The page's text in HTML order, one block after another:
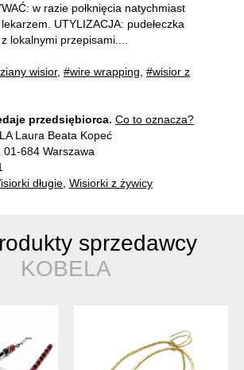
w razie połknięcia natychmiast
UTYLIZACJA: pudełeczka
lokalnymi przepisami....
wisior, #wire wrapping #wisior z
przedsiębiorca. Co to oznacza?
Laura Beata Kopeć
684 Warszawa
długie Wisiorki z żywicy
sprzedawcy
KOBELA